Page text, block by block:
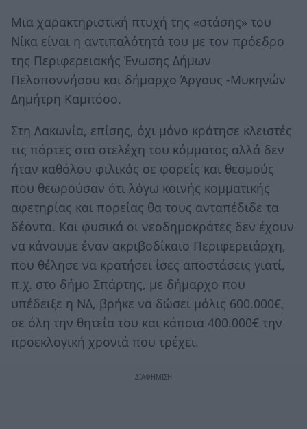
Μια χαρακτηριστική πτυχή της «στάσης» του
Νίκα είναι η αντιπαλότητά του με τον πρόεδρο
της Περιφερειακής Ένωσης Δήμων
Πελοποννήσου και δήμαρχο Άργους -Μυκηνών
Δημήτρη Καμπόσο.
Στη Λακωνία, επίσης, όχι μόνο κράτησε κλειστές
τις πόρτες στα στελέχη του κόμματος αλλά δεν
ήταν καθόλου φιλικός σε φορείς και θεσμούς
που θεωρούσαν ότι λόγω κοινής κομματικής
αφετηρίας και πορείας θα τους ανταπέδιδε τα
δέοντα. Και φυσικά οι νεοδημοκράτες δεν έχουν
να κάνουμε έναν ακριβοδίκαιο Περιφερειάρχη,
που θέλησε να κρατήσει ίσες αποστάσεις γιατί,
π.χ. στο δήμο Σπάρτης, με δήμαρχο που
υπέδειξε η ΝΔ, βρήκε να δώσει μόλις 600.000€,
σε όλη την θητεία του και κάποια 400.000€ την
προεκλογική χρονιά που τρέχει.